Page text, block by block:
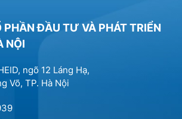
PHẦN ĐẦU TƯ VÀ PHÁT TRIỂN
NỘI
ngõ 12 Láng Hạ,
Võ, TP. Hà Nội